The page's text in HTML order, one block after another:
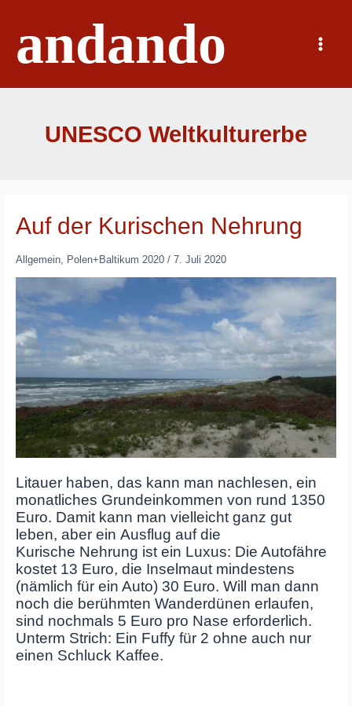
springenandando
Main
Menu
UNESCO Weltkulturerbe
Auf der Kurischen Nehrung
Allgemein, Polen+Baltikum 2020/ 7. Juli 2020
Litauer haben, das kann man nachlesen, ein
monatliches Grundeinkommen von rund 1350
Euro. Damit kann man vielleicht ganz gut
leben, aber ein Ausflug auf die
Kurische Nehrung ist ein Luxus: Die Autofähre
kostet 13 Euro, die Inselmaut mindestens
(nämlich für ein Auto) 30 Euro. Will man dann
noch die berühmten Wanderdünen erlaufen,
sind nochmals 5 Euro pro Nase erforderlich.
Unterm Strich: Ein Fuffy für 2 ohne auch nur
einen Schluck Kaffee.